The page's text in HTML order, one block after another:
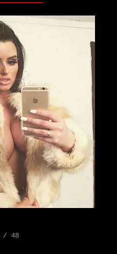
/ 48